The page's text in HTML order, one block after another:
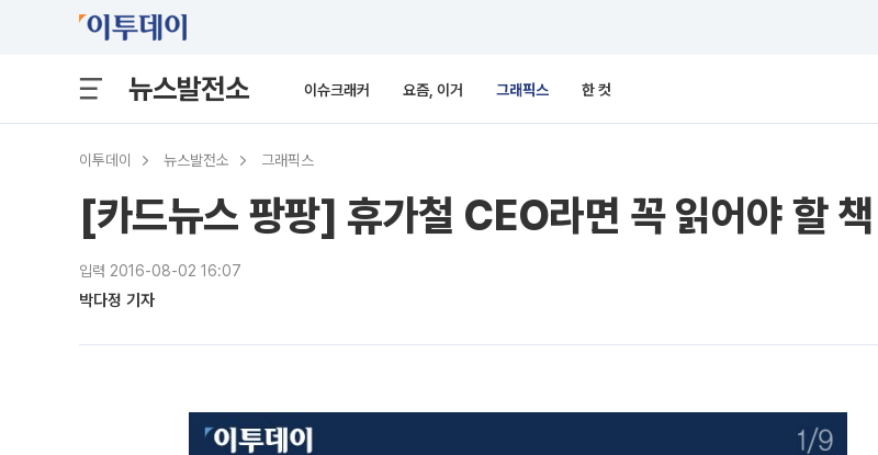
뉴스발전소 이슈크래커 요즘, 이거 그래픽스 한 컷
이투데이 뉴스발전소 그래픽스
[카드뉴스 팡팡] 휴가철 CEO라면 꼭 읽어야 할 책
입력 2016-08-02 16:07
박다정 기자